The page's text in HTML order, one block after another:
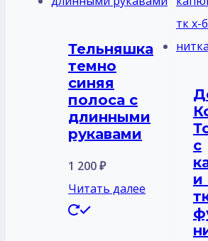
Тельняшка
темно
синяя
полоса с
длинными
рукавами
1 200₽
Читать далее
с
и